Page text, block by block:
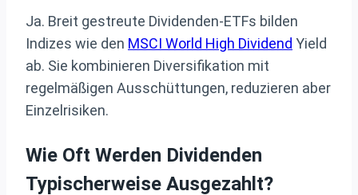
Ja. Breit gestreute Dividenden-ETFs bilden
Indizes wie den MSCI World High Dividend Yield
ab. Sie kombinieren Diversifikation mit
regelmäßigen Ausschüttungen, reduzieren aber
Einzelrisiken.
Wie Oft Werden Dividenden
Typischerweise Ausgezahlt?